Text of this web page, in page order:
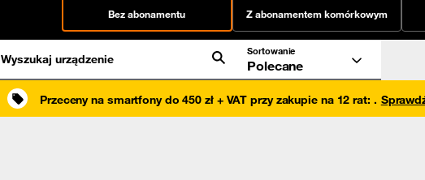
Bez abonamentu Z abonamentem komórkowym
Wyszukaj urządzenie
Sortowanie
Polecane
Przeceny na smartfony do 450 zł + VAT przy zakupie na 12 rat: .